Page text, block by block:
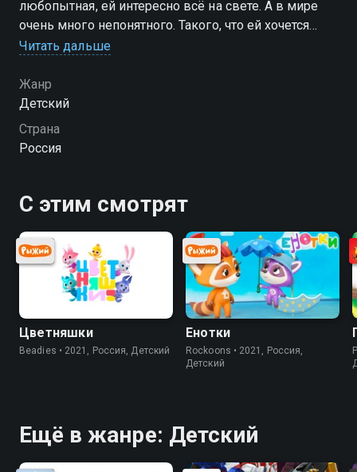
любопытная, ей интересно всё на свете. А в мире
очень много непонятного. Такого, что ей хочется
быстрее понять. Поэтому все зовут её ПониМашка
Читать дальше
Жанр
Детский
Страна
Россия
С этим смотрят
Цветняшки
Beadies • 2021, Россия, Детский
Енотки
Rockoons • 2021, Россия,
Детский
Ещё в жанре: Детский